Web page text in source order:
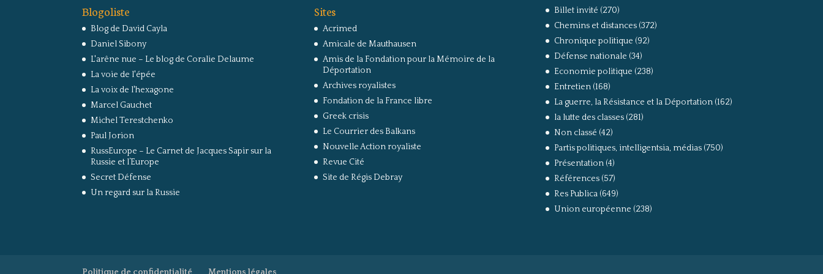
Blogoliste
Blog de David Cayla
Daniel Sibony
L'arêne nue – Le blog de Coralie Delaume
La voie de l'épée
La voix de l'hexagone
Marcel Gauchet
Michel Terestchenko
Paul Jorion
RussEurope – Le Carnet de Jacques Sapir sur la
Russie et l’Europe
Secret Défense
Un regard sur la Russie
Sites
Acrimed
Amicale de Mauthausen
Amis de la Fondation pour la Mémoire de la
Déportation
Archives royalistes
Fondation de la France libre
Greek crisis
Le Courrier des Balkans
Nouvelle Action royaliste
Revue Cité
Site de Régis Debray
Billet invité (270)
Chemins et distances(372)
Chronique politique (92)
Défense nationale (34)
Economie politique (238)
Entretien(168)
La guerre, la Résistance et la Déportation(162)
la lutte des classes(281)
Non classé (42)
Partis politiques, intelligentsia, médias(750)
Présentation(4)
Références(57)
Res Publica(649)
Union européenne (238)
Politique de confidentialité Mentions légales